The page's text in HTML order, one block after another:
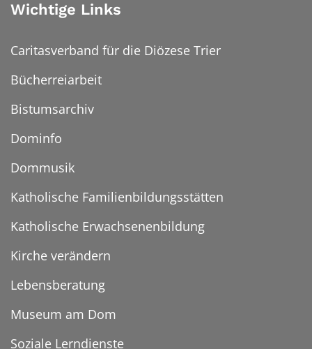
Wichtige Links
Caritasverband für die Diözese Trier
Bücherreiarbeit
Bistumsarchiv
Dominfo
Dommusik
Katholische Familienbildungsstätten
Katholische Erwachsenenbildung
Kirche verändern
Lebensberatung
Museum am Dom
Soziale Lerndienste